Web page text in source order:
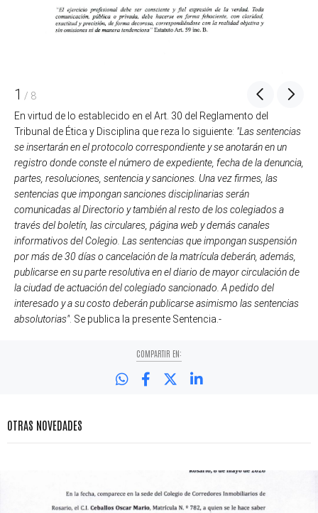
1 / 8
En virtud de lo establecido en el Art. 30 del Reglamento del
Tribunal de Ética y Disciplina que reza lo siguiente: "Las sentencias
se insertarán en el protocolo correspondiente y se anotarán en un
registro donde conste el número de expediente, fecha de la denuncia,
partes, resoluciones, sentencia y sanciones. Una vez firmes, las
sentencias que impongan sanciones disciplinarias serán
comunicadas al Directorio y también al resto de los colegiados a
través del boletín, las circulares, página web y demás canales
informativos del Colegio. Las sentencias que impongan suspensión
por más de 30 días o cancelación de la matrícula deberán, además,
publicarse en su parte resolutiva en el diario de mayor circulación de
la ciudad de actuación del colegiado sancionado. A pedido del
interesado y a su costo deberán publicarse asimismo las sentencias
absolutorias". Se publica la presente Sentencia.-
COMPARTIR EN:
OTRAS NOVEDADES